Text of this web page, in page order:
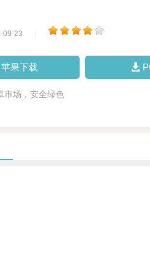
09-23
苹果下载
市场，安全绿色